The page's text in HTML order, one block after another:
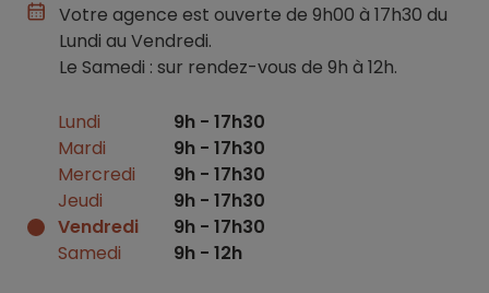
Votre agence est ouverte de 9h00 à 17h30 du
Lundi au Vendredi.
Le Samedi : sur rendez-vous de 9h à 12h.
Lundi
9h - 17h30
Mardi
9h - 17h30
Mercredi
9h - 17h30
Jeudi
9h - 17h30
Vendredi
9h - 17h30
Samedi
9h - 12h